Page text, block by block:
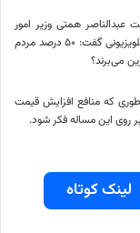
همتی وزیر امور
اقتصادی و دارایی در بخشی از صحبت‌های خود در مصاحبه تلویزیونی گفت: ۵۰ درصد مردم
که منافع افزایش قیمت
لینک کوتاه